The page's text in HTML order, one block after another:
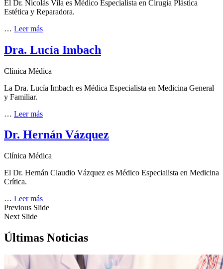
El Dr. Nicolás Vila es Médico Especialista en Cirugía Plástica
Estética y Reparadora.
… Leer más
Dra. Lucía Imbach
Clínica Médica
La Dra. Lucía Imbach es Médica Especialista en Medicina General
y Familiar.
… Leer más
Dr. Hernán Vázquez
Clínica Médica
El Dr. Hernán Claudio Vázquez es Médico Especialista en Medicina
Crítica.
… Leer más
Previous Slide
Next Slide
Últimas Noticias